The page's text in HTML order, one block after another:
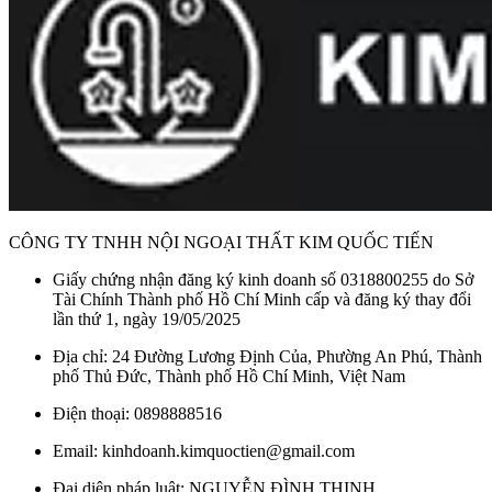
toàn cho sức khỏe
CÔNG TY TNHH NỘI NGOẠI THẤT KIM QUỐC TIẾN
Giấy chứng nhận đăng ký kinh doanh số 0318800255 do Sở
Tài Chính Thành phố Hồ Chí Minh cấp và đăng ký thay đổi
lần thứ 1, ngày 19/05/2025
Địa chỉ: 24 Đường Lương Định Của, Phường An Phú, Thành
phố Thủ Đức, Thành phố Hồ Chí Minh, Việt Nam
Điện thoại: 0898888516
Email: kinhdoanh.kimquoctien@gmail.com
Đại diện pháp luật: NGUYỄN ĐÌNH THỊNH